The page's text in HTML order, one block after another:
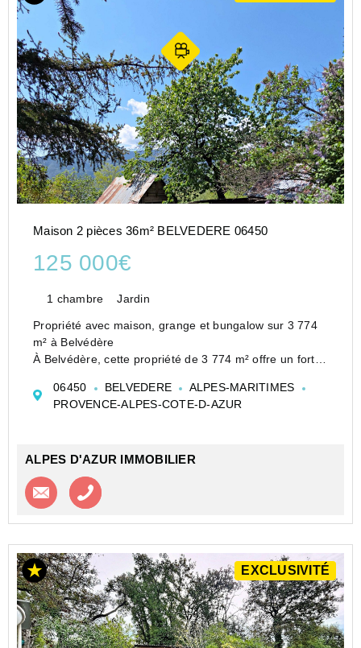
Maison 2 pièces 36m² BELVEDERE 06450
125 000€
1 chambre Jardin
Propriété avec maison, grange et bungalow sur 3 774
m² à Belvédère
À Belvédère, cette propriété de 3 774 m² offre un fort
comprend une maison de campagne de 36 m² , une
grange de 90 m² sur deux niveaux,...
06450 BELVEDERE
ALPES-MARITIMES
PROVENCE-ALPES-COTE-D-AZUR
ALPES D'AZUR IMMOBILIER
Contacter l'agence
EXCLUSIVITÉ